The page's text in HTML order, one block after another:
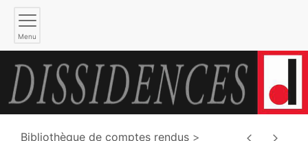
Menu
Bibliothèque de comptes rendus